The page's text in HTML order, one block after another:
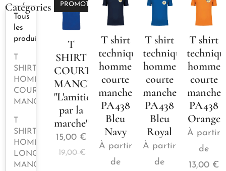
Catégories
Tous
les
produits
SHIRT
HOMME
COURTE
MANCHE
SHIRT
HOMME
LONGUE
MANCHE
T
SHIRT
COURTE
MANCHE
"L'amitié
par la
marche"
PROMOTION
15,00€
19,00€
T shirt
technique
homme
courte
manche
PA438
Bleu
Navy
À partir
de
T shirt
technique
homme
courte
manche
PA438
Bleu
Royal
À partir
de
T shirt
homme
courte
manche
PA438
Orange
À partir
de
13,00 €